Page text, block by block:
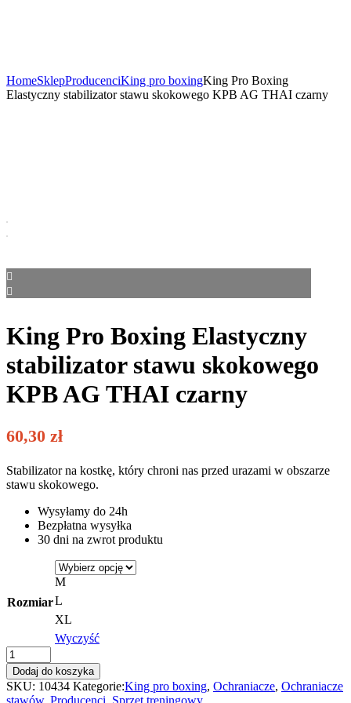
HomeSklepProducenciKing pro boxingKing Pro Boxing
Elastyczny stabilizator stawu skokowego KPB AG THAI czarny
King Pro Boxing Elastyczny
stabilizator stawu skokowego
KPB AG THAI czarny
60,30 zł
Stabilizator na kostkę, który chroni nas przed urazami w obszarze
stawu skokowego.
Wysyłamy do 24h
Bezpłatna wysyłka
30 dni na zwrot produktu
Rozmiar
M
L
XL
Wyczyść
King
Pro
Boxing
Elastyczny
Dodaj do koszyka
SKU: 10434 Kategorie:King pro boxing, Ochraniacze, Ochraniacze